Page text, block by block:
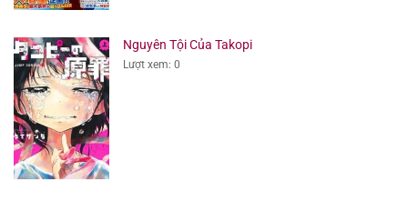
Nguyên Tội Của Takopi
Lượt xem: 0